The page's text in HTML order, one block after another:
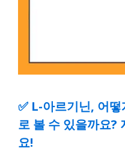
✅ L-아르기닌, 어
로 볼 수 있을까요?
요!